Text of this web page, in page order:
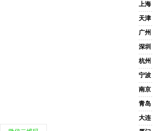
上海
天津
广州
深圳
杭州
宁波
南京
青岛
大连